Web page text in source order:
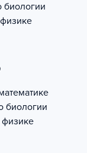
биологии
биологии